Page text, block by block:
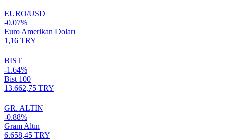
EURO/USD
-0.07%
Euro Amerikan Doları
1,16 TRY
BIST
-1.64%
Bist 100
13.662,75 TRY
GR. ALTIN
-0.88%
Gram Altın
6.658,45 TRY